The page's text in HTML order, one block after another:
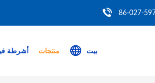
86-027-
بيت منتجات أشرطة